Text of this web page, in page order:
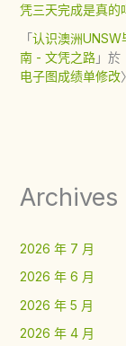
凭三天完成是真的
「认识澳洲UNSW
南 - 文凭之路」於
电子图成绩单修改
Archives
2026 年 7 月
2026 年 6 月
2026 年 5 月
2026 年 4 月